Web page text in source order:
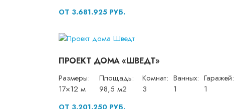
ОТ 3.681.925 РУБ.
ПРОЕКТ ДОМА «ШВЕДТ»
Размеры:
17×12 м
Площадь:
98,5 м2
Комнат:
3
Ванных:
1
Гаражей:
1